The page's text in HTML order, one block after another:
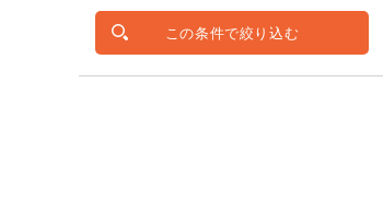
この条件で絞り込む